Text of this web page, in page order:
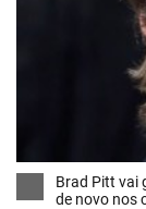
Brad Pitt vai
de novo nos